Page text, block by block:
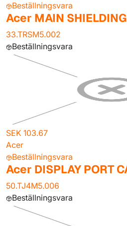
Beställningsvara
Acer MAIN SHIELDING
33.TRSM5.002
Beställningsvara
SEK 103.67
Acer
Beställningsvara
Acer DISPLAY PORT
50.TJ4M5.006
Beställningsvara